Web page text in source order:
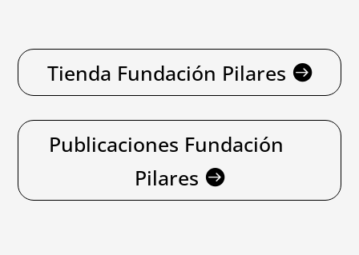
Tienda Fundación Pilares
Publicaciones Fundación
Pilares